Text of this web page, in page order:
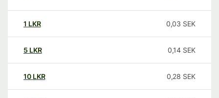
1 LKR 0,03 SEK
5 LKR 0,14 SEK
10 LKR 0,28 SEK